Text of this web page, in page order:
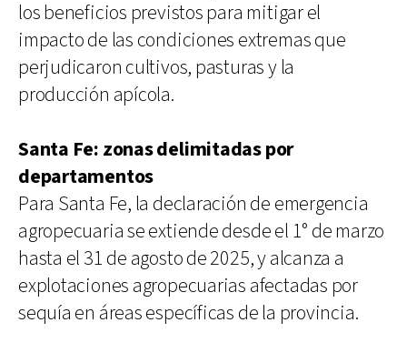
los beneficios previstos para mitigar el
impacto de las condiciones extremas que
perjudicaron cultivos, pasturas y la
producción apícola.
Santa Fe: zonas delimitadas por
departamentos
Para Santa Fe, la declaración de emergencia
agropecuaria se extiende desde el 1° de marzo
hasta el 31 de agosto de 2025, y alcanza a
explotaciones agropecuarias afectadas por
sequía en áreas específicas de la provincia.